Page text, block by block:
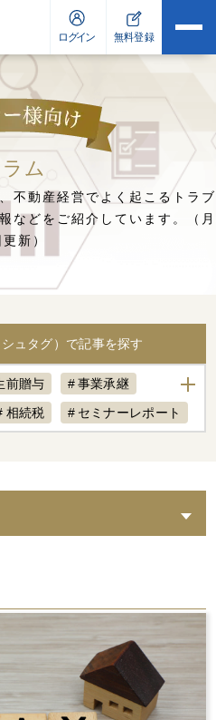
ラム
不動産経営でよく起こるトラブ
などをご紹介しています。（月
新）
ュタグ）で記事を探す
前贈与
事業承継
相続税
セミナーレポート
対応 水漏れ
費用
ット 修理費
督促
設備 騒音
時効
管理委託
契約違反